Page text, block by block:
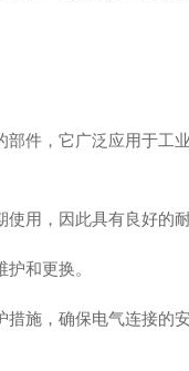
件，它广泛应用于
用，因此具有良好的
和更换。
施，确保电气连接的安